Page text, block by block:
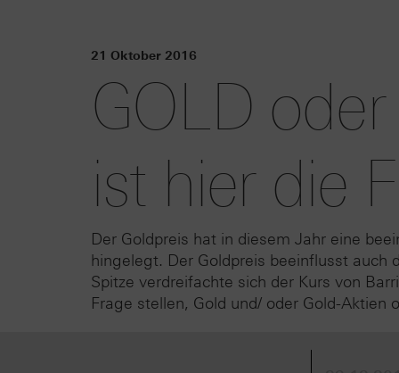
21 Oktober 2016
GOLD
ist hier die
Der Goldpreis hat in diesem Jahr eine
hingelegt. Der Goldpreis beeinflusst auch
Spitze verdreifachte sich der Kurs von
Frage stellen, Gold und/ oder Gold-Aktien